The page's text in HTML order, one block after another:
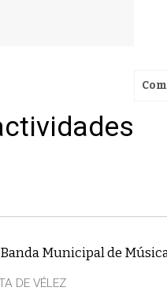
Municipal de
DE VÉLEZ